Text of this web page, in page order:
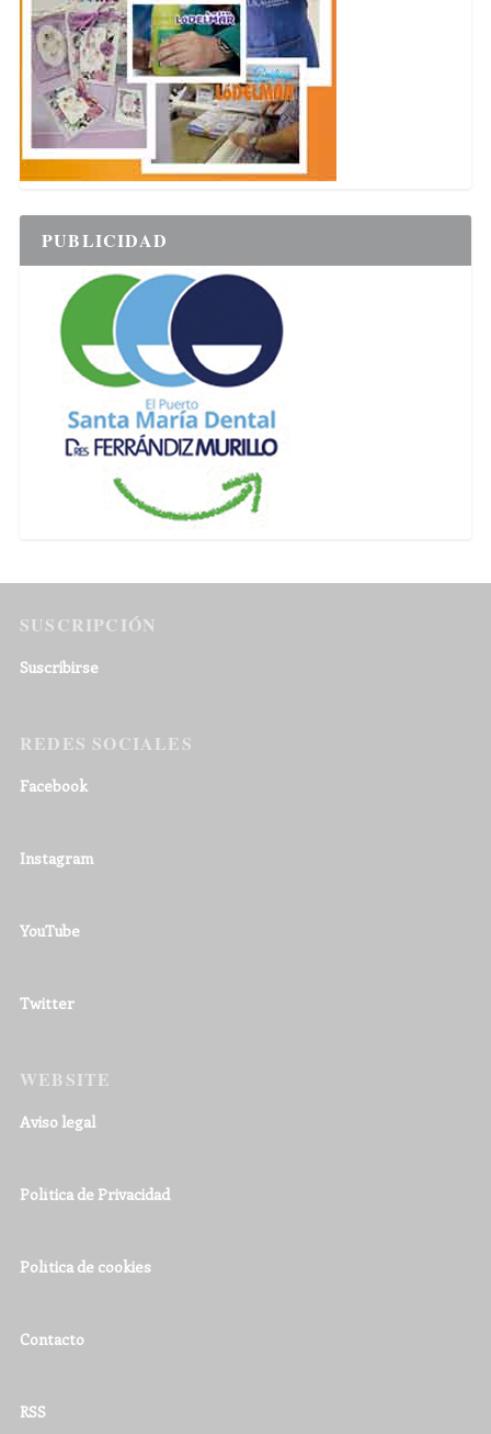
PUBLICIDAD
SUSCRIPCIÓN
Suscribirse
REDES SOCIALES
Facebook
Instagram
YouTube
Twitter
WEBSITE
Aviso legal
Política de Privacidad
Política de cookies
Contacto
RSS